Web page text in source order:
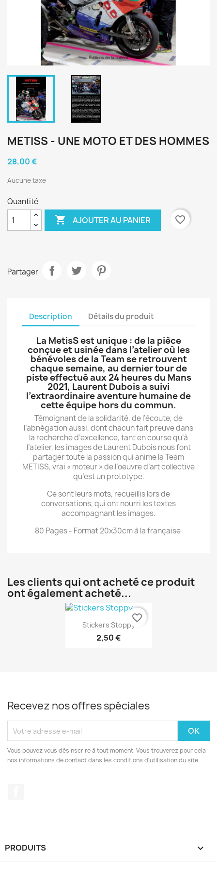
METISS - UNE MOTO ET DES HOMMES
28,00 €
Aucune taxe
Quantité
 AJOUTER AU PANIER favorite_border
Partager
Description Détails du produit
La MetisS est unique : de la pièce
conçue et usinée dans l’atelier où les
bénévoles de la Team se retrouvent
chaque semaine, au dernier tour de
piste effectué aux 24 heures du Mans
2021, Laurent Dubois a suivi
l’extraordinaire aventure humaine de
cette équipe hors du commun.
Témoignant de la solidarité, de l’écoute, de
l’abnégation aussi, dont chacun fait preuve dans
la recherche d’excellence, tant en course qu’à
l’atelier, les images de Laurent Dubois nous font
partager toute la passion qui anime la Team
METISS, vrai « moteur » de l’oeuvre d’art collective
qu’est un prototype.
Ce sont leurs mots, recueillis lors de
conversations, qui ont nourri les textes
accompagnant les images.
80 Pages - Format 20x30cm à la française
Les clients qui ont acheté ce produit
ont également acheté...
Aperçu rapide
Stickers Stoppy
2,50 €
favorite_border
Recevez nos offres spéciales
Vous pouvez vous désinscrire à tout moment. Vous trouverez pour cela
nos informations de contact dans les conditions d'utilisation du site.
PRODUITS 